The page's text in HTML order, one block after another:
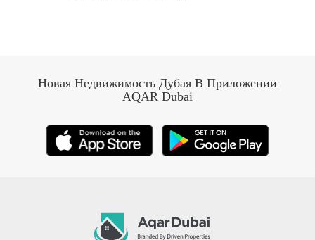
Новая Недвижимость Дубая В Приложении
AQAR Dubai